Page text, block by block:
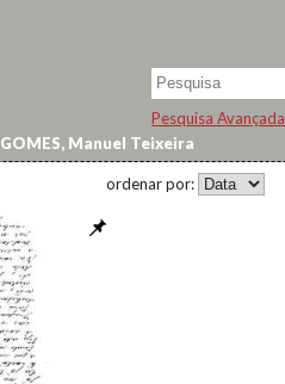
Pesquisa Avançada
GOMES, Manuel Teixeira
ordenar por: